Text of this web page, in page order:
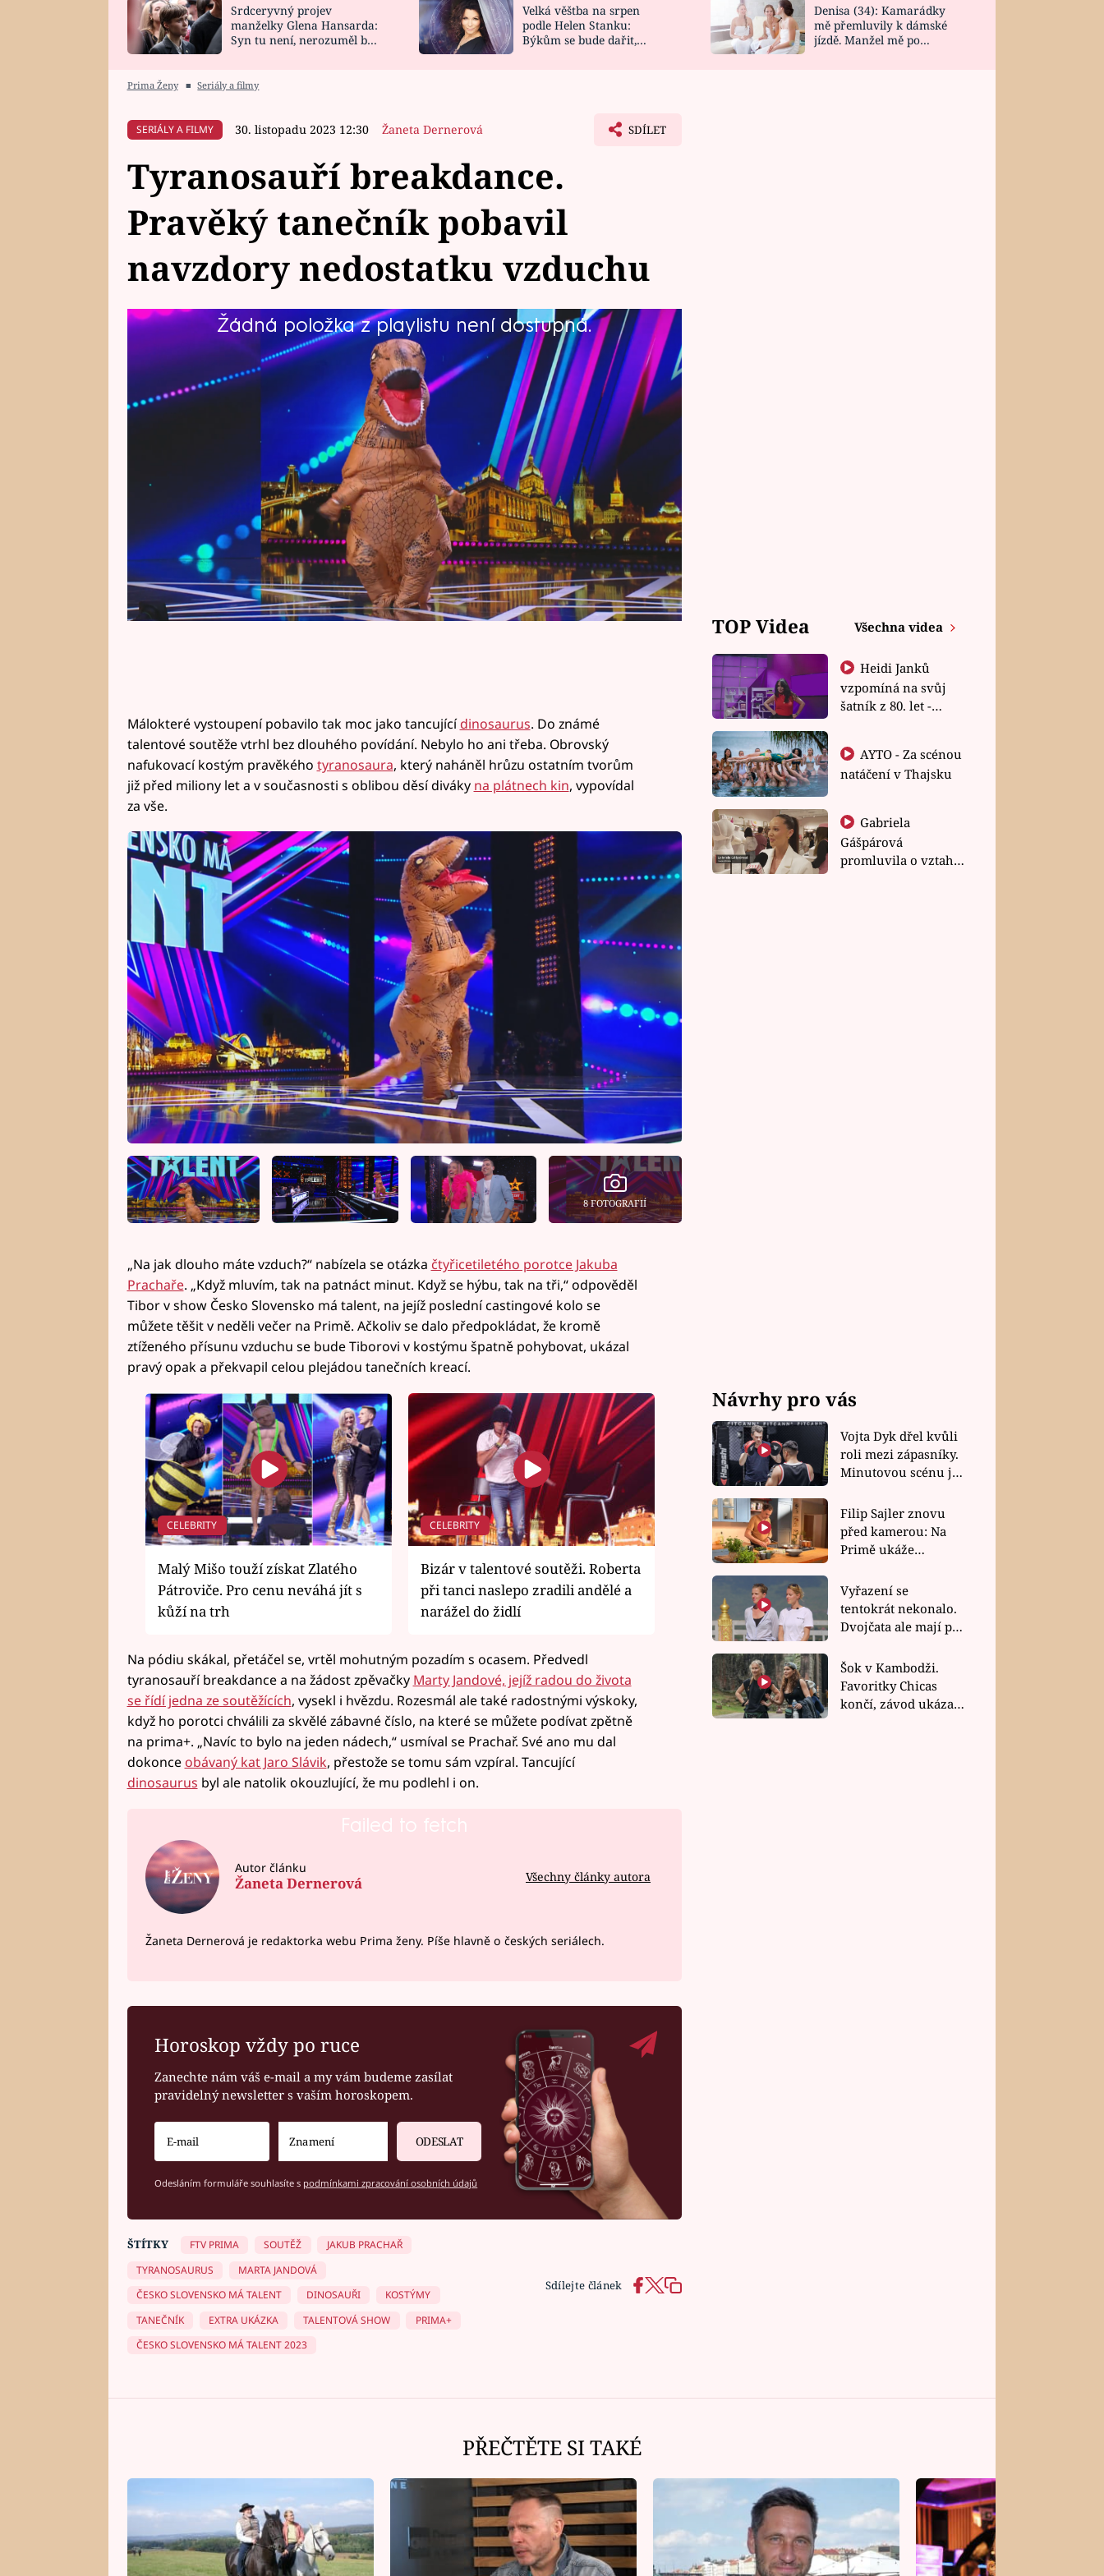
HOROSKOP NA
CELEBRITY
VAŘENÍ
NOVINKY
VIDEORECEPTY
DESIGN
Srdceryvný projev
manželky Glena Hansarda:
Syn tu není, nerozuměl by
Velká věštba na srpen
podle Helen Stanku:
Býkům se bude dařit,
Denisa (34): Kamarádky
mě přemluvily k dámské
jízdě. Manžel mě po
Prima Ženy ■ Seriály a filmy
SERIÁLY A FILMY 30. listopadu 2023 12:30 Žaneta Dernerová SDÍLET
Tyranosauří breakdance.
Pravěký tanečník pobavil
navzdory nedostatku vzduchu
Žádná položka z playlistu není dostupná.
Dinosaurus rozhodně není typický bavič a záruka dobré zábavy. O to
víc tyranosaurus Tibor překvapil v talentové soutěži skvělou show.
Nad jeho tanečními kreacemi se diváci i porotci chvílemi podivovali,
chvílemi popadali smíchy za břicho. Podívejte se na extra ukázky.
Málokteré vystoupení pobavilo tak moc jako tancujícídinosaurus. Do známé
talentové soutěže vtrhl bez dlouhého povídání. Nebylo ho ani třeba. Obrovský
nafukovací kostým pravěkého tyranosaura, který naháněl hrůzu ostatním tvorům
již před miliony let a v současnosti s oblibou děsí diváky na plátnech kin, vypovídal
za vše.
8 FOTOGRAFIÍ
„Na jak dlouho máte vzduch?“ nabízela se otázka čtyřicetiletého porotce Jakuba
Prachaře. „Když mluvím, tak na patnáct minut. Když se hýbu, tak na tři,“ odpověděl
Tibor v show Česko Slovensko má talent, na jejíž poslední castingové kolo se
můžete těšit v neděli večer na Primě. Ačkoliv se dalo předpokládat, že kromě
ztíženého přísunu vzduchu se bude Tiborovi v kostýmu špatně pohybovat, ukázal
pravý opak a překvapil celou plejádou tanečních kreací.
CELEBRITY
Malý Mišo touží získat Zlatého
Pátroviče. Pro cenu neváhá jít s
kůží na trh
CELEBRITY
Bizár v talentové soutěži. Roberta
při tanci naslepo zradili andělé a
narážel do židlí
Na pódiu skákal, přetáčel se, vrtěl mohutným pozadím s ocasem. Předvedl
tyranosauří breakdance a na žádost zpěvačky Marty Jandové, jejíž radou do života
se řídí jedna ze soutěžících, vysekl i hvězdu. Rozesmál ale také radostnými výskoky,
když ho porotci chválili za skvělé zábavné číslo, na které se můžete podívat zpětně
na prima+. „Navíc to bylo na jeden nádech,“ usmíval se Prachař. Své ano mu dal
dokonce obávaný kat Jaro Slávik, přestože se tomu sám vzpíral. Tancující
dinosaurus byl ale natolik okouzlující, že mu podlehl i on.
Failed to fetch
Autor článku
Žaneta Dernerová Všechny články autora
Žaneta Dernerová je redaktorka webu Prima ženy. Píše hlavně o českých seriálech.
Horoskop vždy po ruce
Zanechte nám váš e-mail a my vám budeme zasílat
pravidelný newsletter s vaším horoskopem.
ODESLAT
Odesláním formuláře souhlasíte s podmínkami zpracování osobních údajů
Sdílejte článek
ŠTÍTKY FTV PRIMA SOUTĚŽ
JAKUB PRACHAŘ
TYRANOSAURUS
MARTA JANDOVÁ
ČESKO SLOVENSKO MÁ TALENT
DINOSAUŘI
KOSTÝMY
TANEČNÍK
EXTRA UKÁZKA TALENTOVÁ SHOW
PRIMA+
ČESKO SLOVENSKO MÁ TALENT 2023
TOP Videa Všechna videa
Heidi Janků
vzpomíná na svůj
šatník z 80. let -
natáčení v Thajsku
Gabriela
Gášpárová
promluvila o vztahu
Návrhy pro vás
Vojta Dyk dřel kvůli
roli mezi zápasníky.
Minutovou scénu jel
Filip Sajler znovu
před kamerou: Na
Primě ukáže
rychlé recepty
Vyřazení se
tentokrát nekonalo.
Dvojčata ale mají po
závodu nůž na krku
Šok v Kambodži.
Favoritky Chicas
končí, závod ukázal
PŘEČTĚTE SI TAKÉ